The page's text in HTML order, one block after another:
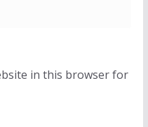
in this browser for